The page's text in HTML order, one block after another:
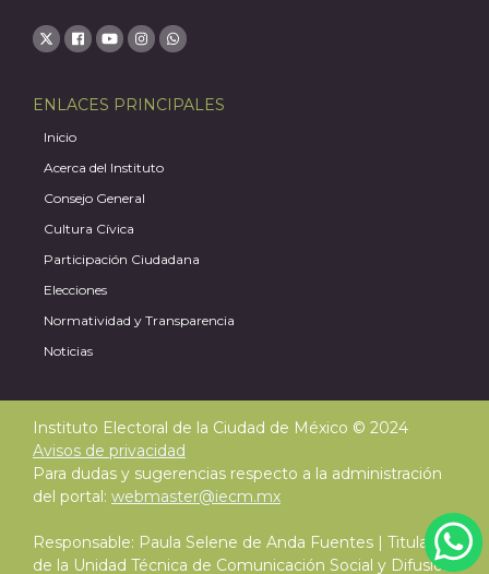
ENLACES PRINCIPALES
Inicio
Acerca del Instituto
Consejo General
Cultura Cívica
Participación Ciudadana
Elecciones
Normatividad y Transparencia
Noticias
Instituto Electoral de la Ciudad de México © 2024
Avisos de privacidad
Para dudas y sugerencias respecto a la administración
del portal: webmaster@iecm.mx
Responsable: Paula Selene de Anda Fuentes | Titular
de la Unidad Técnica de Comunicación Social y Difusión